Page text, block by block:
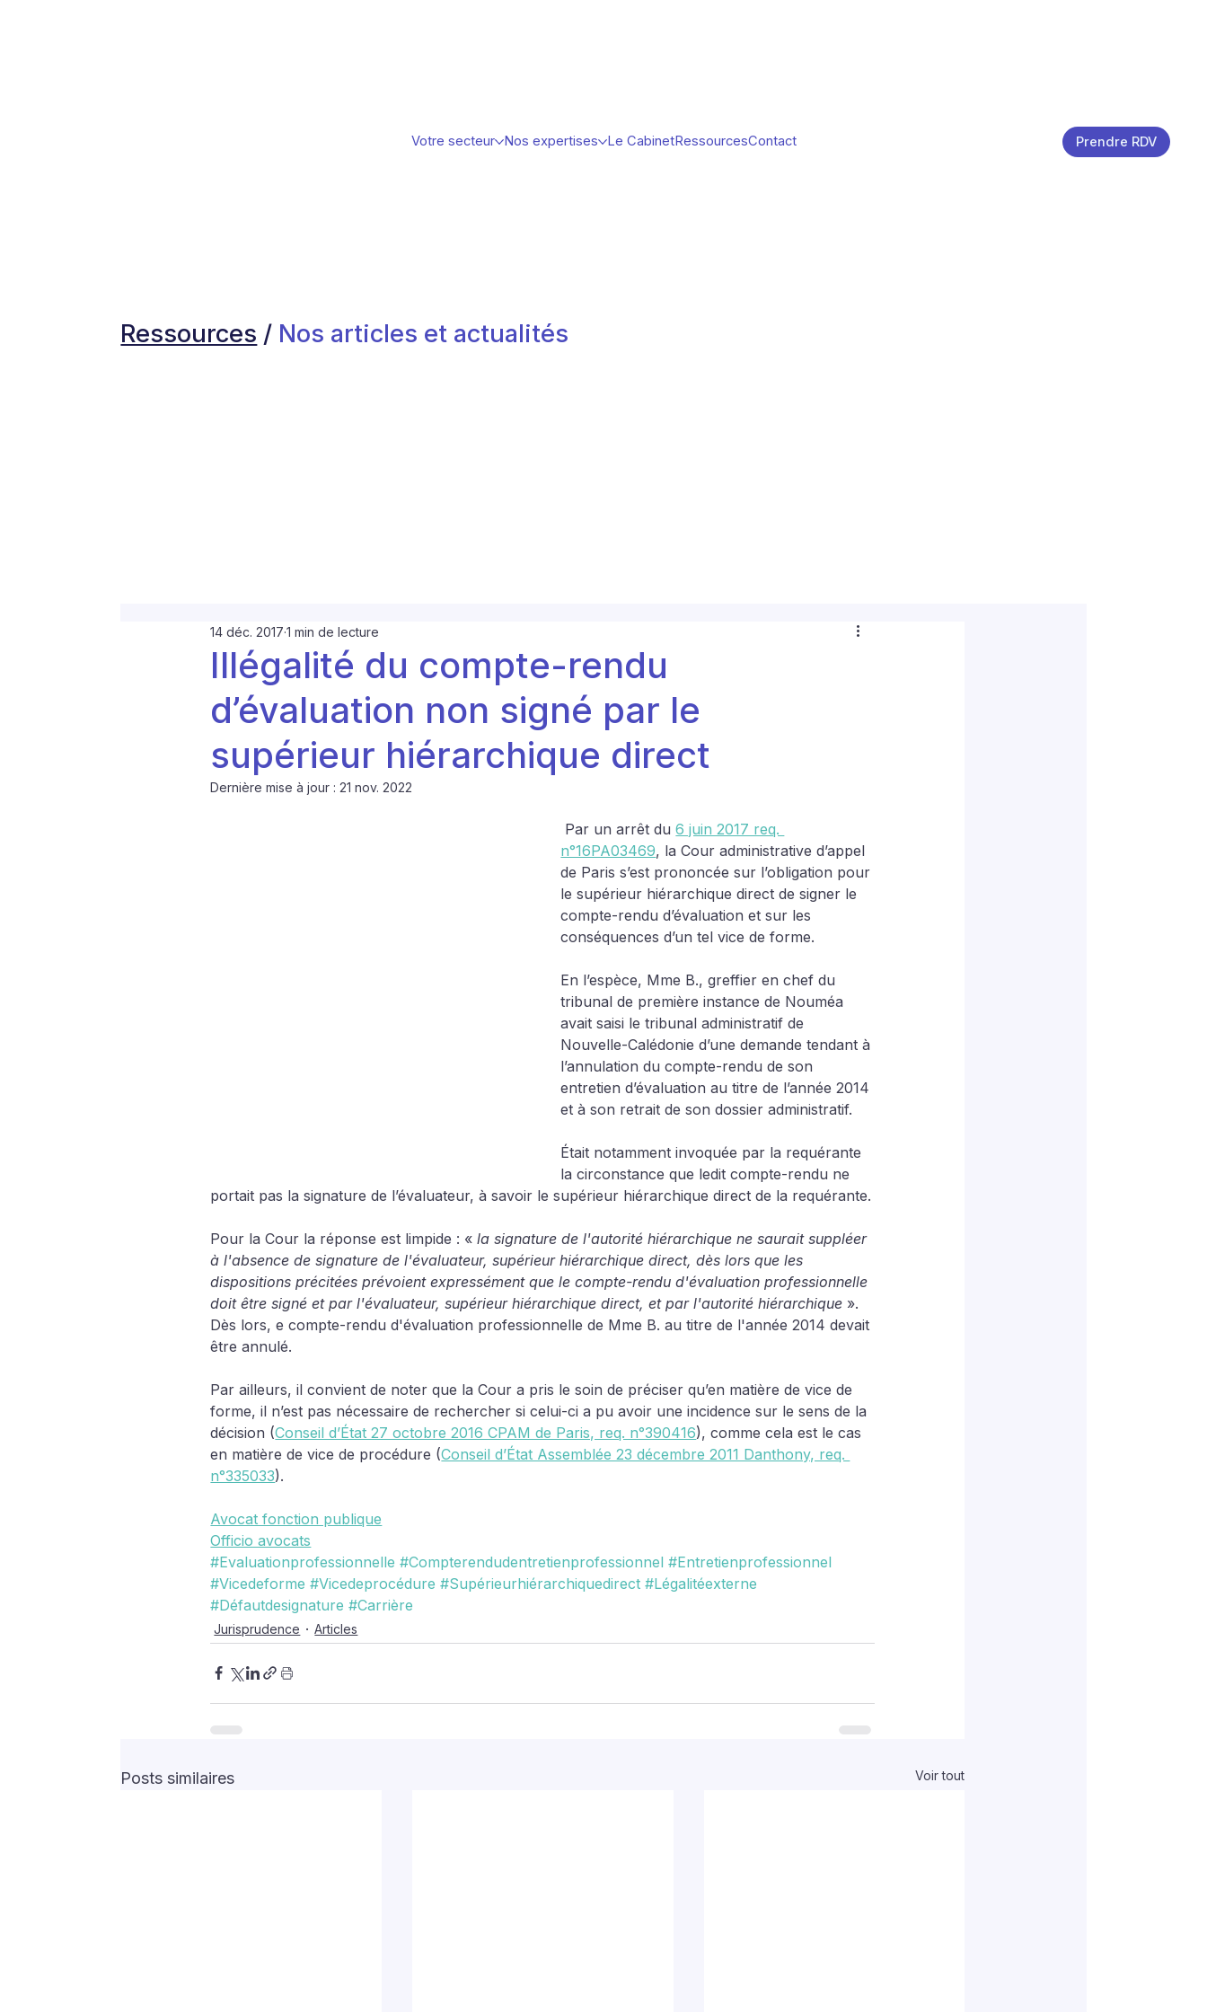
Votre secteur Nos expertises Le CabinetRessourcesContact Prendre RDV
Ressources / Nos articles et actualités
Illégalité du compte-rendu
d’évaluation non signé par le
supérieur hiérarchique direct
14 déc. 2017 1 min de lecture
Dernière mise à jour :21 nov. 2022
Par un arrêt du 6 juin 2017 req.
n°16PA03469, la Cour administrative d’appel
de Paris s’est prononcée sur l’obligation pour
le supérieur hiérarchique direct de signer le
compte-rendu d’évaluation et sur les
conséquences d’un tel vice de forme.
En l’espèce, Mme B., greffier en chef du
tribunal de première instance de Nouméa
avait saisi le tribunal administratif de
Nouvelle-Calédonie d’une demande tendant à
l’annulation du compte-rendu de son
entretien d’évaluation au titre de l’année 2014
et à son retrait de son dossier administratif.
Était notamment invoquée par la requérante
la circonstance que ledit compte-rendu ne
portait pas la signature de l’évaluateur, à savoir le supérieur hiérarchique direct de la requérante.
Pour la Cour la réponse est limpide : « la signature de l'autorité hiérarchique ne saurait suppléer
à l'absence de signature de l'évaluateur, supérieur hiérarchique direct, dès lors que les
dispositions précitées prévoient expressément que le compte-rendu d'évaluation professionnelle
doit être signé et par l'évaluateur, supérieur hiérarchique direct, et par l'autorité hiérarchique ».
Dès lors, e compte-rendu d'évaluation professionnelle de Mme B. au titre de l'année 2014 devait
être annulé.
Par ailleurs, il convient de noter que la Cour a pris le soin de préciser qu’en matière de vice de
forme, il n’est pas nécessaire de rechercher si celui-ci a pu avoir une incidence sur le sens de la
décision (Conseil d’État 27 octobre 2016 CPAM de Paris, req. n°390416), comme cela est le cas
en matière de vice de procédure (Conseil d’État Assemblée 23 décembre 2011 Danthony, req.
n°335033).
Avocat fonction publique
Officio avocats
#Evaluationprofessionnelle #Compterendudentretienprofessionnel #Entretienprofessionnel
#Vicedeforme #Vicedeprocédure #Supérieurhiérarchiquedirect #Légalitéexterne
#Défautdesignature #Carrière
Jurisprudence Articles
Posts similaires Voir tout